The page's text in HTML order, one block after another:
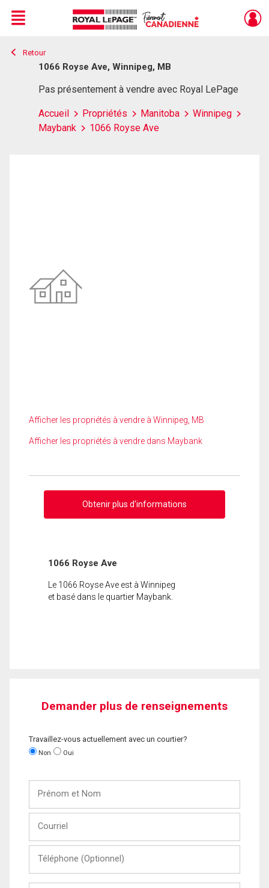
Live
En Direct
Menu
Retour
1066 Royse Ave, Winnipeg, MB
Pas présentement à vendre avec Royal LePage
Accueil Propriétés Manitoba
Winnipeg
Maybank
1066 Royse Ave
Afficher les propriétés à vendre à Winnipeg, MB
Afficher les propriétés à vendre dans Maybank
Obtenir plus d'informations
1066 Royse Ave
Le 1066 Royse Ave est à Winnipeg
et basé dans le quartier Maybank.
Demander plus de renseignements
Travaillez-vous actuellement avec un courtier?
Non Oui
Nom
(Optionnel)
Message